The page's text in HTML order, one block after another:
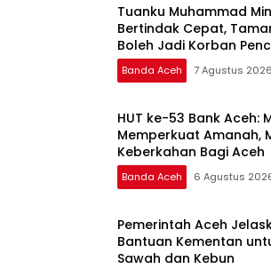
Tuanku Muhammad
Bertindak Cepat,
Boleh Jadi Korban
Banda Aceh 7 Agustus 2026
HUT ke-53 Bank Aceh:
Memperkuat Amanah,
Keberkahan Bagi Aceh
Banda Aceh 6 Agustus
Pemerintah Aceh
Bantuan Kementan
Sawah dan Kebun